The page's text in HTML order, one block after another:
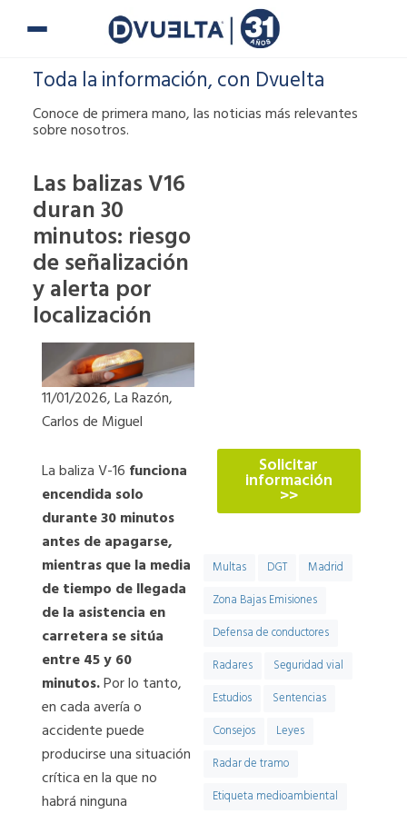
Toda la información, con Dvuelta
Conoce de primera mano, las noticias más relevantes
sobre nosotros.
Las balizas V16
duran 30
minutos: riesgo
de señalización
y alerta por
localización
11/01/2026, La Razón,
Carlos de Miguel
La baliza V-16 funciona
encendida solo
durante 30 minutos
antes de apagarse,
mientras que la media
de tiempo de llegada
de la asistencia en
carretera se sitúa
entre 45 y 60
minutos.Por lo tanto,
en cada avería o
accidente puede
producirse una situación
crítica en la que no
habrá ninguna
Solicitar
información
>>
Multas DGT
Madrid
Zona Bajas Emisiones
Defensa de conductores
Radares
Seguridad vial
Estudios
Sentencias
Consejos
Leyes
Radar de tramo
Etiqueta medioambiental